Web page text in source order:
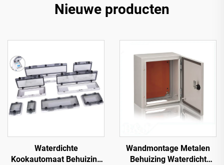
Nieuwe producten
Waterdichte
Kookautomaat Behuizing
Wandmontage Metalen
Behuizing Waterdicht